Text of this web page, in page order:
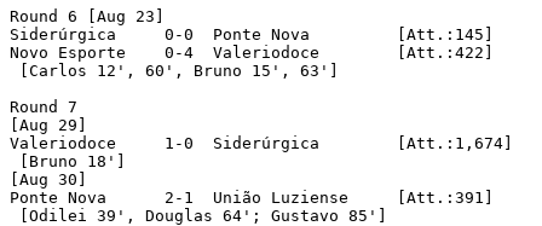
Round 6 [Aug 23]
Siderúrgica	0-0  Ponte Nova		[Att.:145]
Novo Esporte	0-4  Valeriodoce	[Att.:422]
[Carlos 12', 60', Bruno 15', 63']
Round 7
[Aug 29]
Valeriodoce	1-0  Siderúrgica	[Att.:1,674]
[Bruno 18']
[Aug 30]
Ponte Nova	2-1  União Luziense	[Att.:391]
[Odilei 39', Douglas 64'; Gustavo 85']